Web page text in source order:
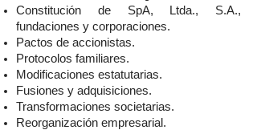
Constitución de SpA, Ltda., S.A.,
fundaciones y corporaciones.
Pactos de accionistas.
Protocolos familiares.
Modificaciones estatutarias.
Fusiones y adquisiciones.
Transformaciones societarias.
Reorganización empresarial.